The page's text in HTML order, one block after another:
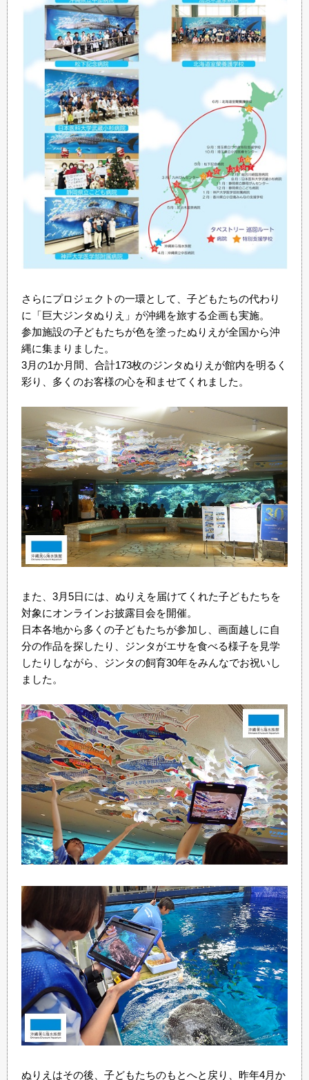
さらにプロジェクトの一環として、子どもたちの代わり
に「巨大ジンタぬりえ」が沖縄を旅する企画も実施。
参加施設の子どもたちが色を塗ったぬりえが全国から沖
縄に集まりました。
3月の1か月間、合計173枚のジンタぬりえが館内を明るく
彩り、多くのお客様の心を和ませてくれました。
また、3月5日には、ぬりえを届けてくれた子どもたちを
対象にオンラインお披露目会を開催。
日本各地から多くの子どもたちが参加し、画面越しに自
分の作品を探したり、ジンタがエサを食べる様子を見学
したりしながら、ジンタの飼育30年をみんなでお祝いし
ました。
ぬりえはその後、子どもたちのもとへと戻り、昨年4月か